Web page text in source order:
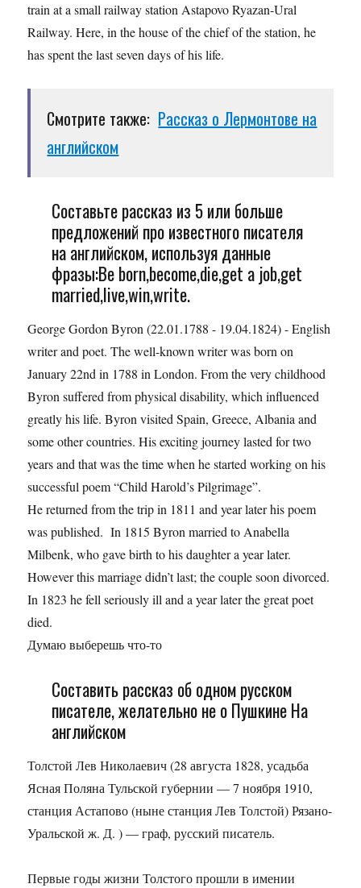
train at a small railway station Astapovo Ryazan-Ural
Railway. Here, in the house of the chief of the station, he
has spent the last seven days of his life.
Смотрите также: Рассказ о Лермонтове на
английском
Составьте рассказ из 5 или больше
предложений про известного писателя
на английском, используя данные
фразы:Be born,become,die,get a job,get
married,live,win,write.
George Gordon Byron (22.01.1788 - 19.04.1824) - English
writer and poet. The well-known writer was born on
January 22nd in 1788 in London. From the very childhood
Byron suffered from physical disability, which influenced
greatly his life. Byron visited Spain, Greece, Albania and
some other countries. His exciting journey lasted for two
years and that was the time when he started working on his
successful poem “Child Harold’s Pilgrimage”.
He returned from the trip in 1811 and year later his poem
was published. In 1815 Byron married to Anabella
Milbenk, who gave birth to his daughter a year later.
However this marriage didn’t last; the couple soon divorced.
In 1823 he fell seriously ill and a year later the great poet
died.
Думаю выберешь что-то
Составить рассказ об одном русском
писателе, желательно не о Пушкине На
английском
Толстой Лев Николаевич (28 августа 1828, усадьба
Ясная Поляна Тульской губернии — 7 ноября 1910,
станция Астапово (ныне станция Лев Толстой) Рязано-
Уральской ж. Д. ) — граф, русский писатель.
Первые годы жизни Толстого прошли в имении